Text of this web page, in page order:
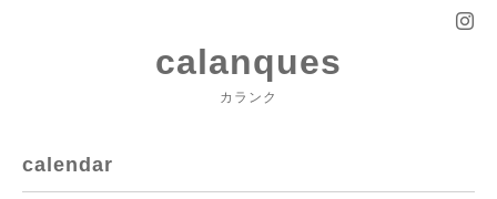
calanques
カランク
calendar